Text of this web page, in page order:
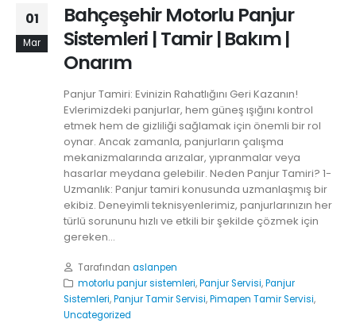
01
Mar
Bahçeşehir Motorlu Panjur
Sistemleri | Tamir | Bakım |
Onarım
Panjur Tamiri: Evinizin Rahatlığını Geri Kazanın!
Evlerimizdeki panjurlar, hem güneş ışığını kontrol
etmek hem de gizliliği sağlamak için önemli bir rol
oynar. Ancak zamanla, panjurların çalışma
mekanizmalarında arızalar, yıpranmalar veya
hasarlar meydana gelebilir. Neden Panjur Tamiri? 1-
Uzmanlık: Panjur tamiri konusunda uzmanlaşmış bir
ekibiz. Deneyimli teknisyenlerimiz, panjurlarınızın her
türlü sorununu hızlı ve etkili bir şekilde çözmek için
gereken...
Tarafından aslanpen
motorlu panjur sistemleri,Panjur Servisi,Panjur
Sistemleri,Panjur Tamir Servisi,Pimapen Tamir Servisi,
Uncategorized